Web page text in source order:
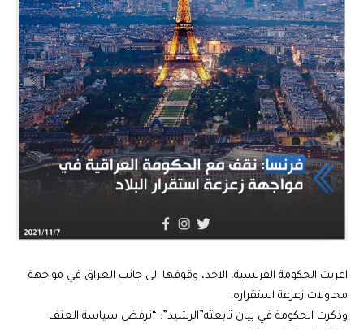
اعربت الحكومة الفرنسية، الاحد، وقوفها الى جانب العراق في مواجهة
محاولات زعزعة استقراره.
وذكرت الحكومة في بيان تابعته”الرشيد”: “نرفض سياسة العنف